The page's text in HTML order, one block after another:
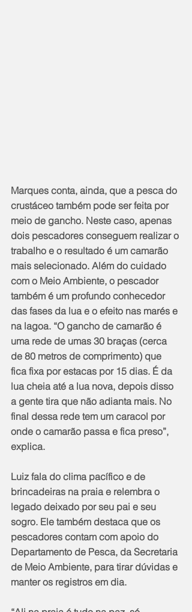
Marques conta, ainda, que a pesca do
crustáceo também pode ser feita por
meio de gancho. Neste caso, apenas
dois pescadores conseguem realizar o
trabalho e o resultado é um camarão
mais selecionado. Além do cuidado
com o Meio Ambiente, o pescador
também é um profundo conhecedor
das fases da lua e o efeito nas marés e
na lagoa. “O gancho de camarão é
uma rede de umas 30 braças (cerca
de 80 metros de comprimento) que
fica fixa por estacas por 15 dias. É da
lua cheia até a lua nova, depois disso
a gente tira que não adianta mais. No
final dessa rede tem um caracol por
onde o camarão passa e fica preso”,
explica.
Luiz fala do clima pacífico e de
brincadeiras na praia e relembra o
legado deixado por seu pai e seu
sogro. Ele também destaca que os
pescadores contam com apoio do
Departamento de Pesca, da Secretaria
de Meio Ambiente, para tirar dúvidas e
manter os registros em dia.